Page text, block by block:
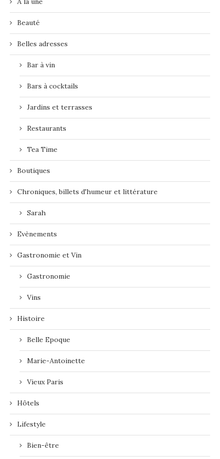
Beauté
Belles adresses
Bar à vin
Bars à cocktails
Jardins et terrasses
Restaurants
Tea Time
Boutiques
Chroniques, billets d'humeur et littérature
Sarah
Evènements
Gastronomie et Vin
Gastronomie
Vins
Histoire
Belle Epoque
Marie-Antoinette
Vieux Paris
Hôtels
Lifestyle
Bien-être